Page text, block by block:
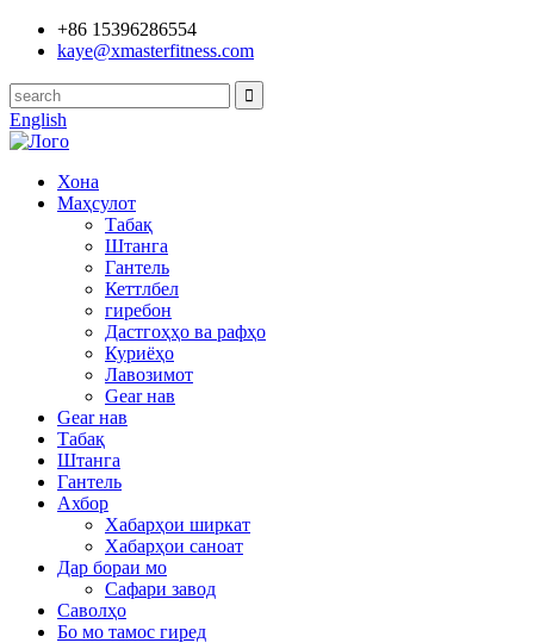
+86 15396286554
kaye@xmasterfitness.com
English
Хона
Маҳсулот
Табақ
Штанга
Гантель
Кеттлбел
гиребон
Дастгоҳҳо ва рафҳо
Куриёҳо
Лавозимот
Gear нав
Gear нав
Табақ
Штанга
Гантель
Ахбор
Хабарҳои ширкат
Хабарҳои саноат
Дар бораи мо
Сафари завод
Саволҳо
Бо мо тамос гиред